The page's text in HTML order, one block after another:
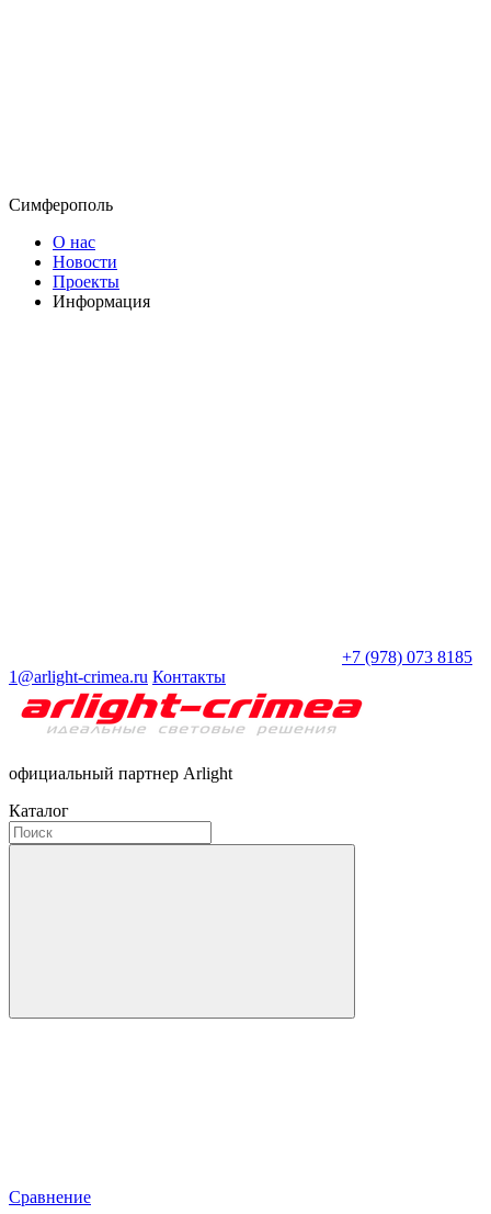
Симферополь
О нас
Новости
Проекты
Информация
+7 (978) 073 8185
1@arlight-crimea.ru Контакты
официальный партнер Arlight
Каталог
Сравнение